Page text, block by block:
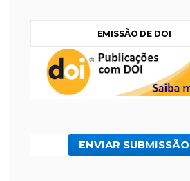
EMISSÃO DE DOI
ENVIAR SUBMISSÃO